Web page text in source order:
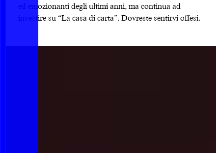
ed emozionanti degli ultimi anni, ma continua ad
investire su “La casa di carta”. Dovreste sentirvi offesi.